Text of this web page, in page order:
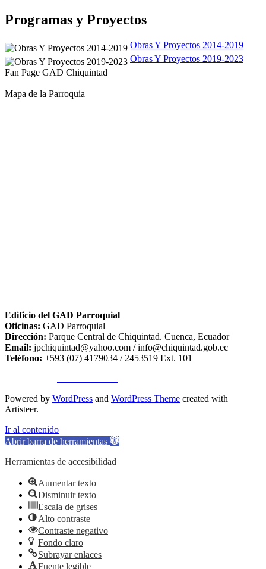
Programas y Proyectos
Obras Y Proyectos 2014-2019
Obras Y Proyectos 2019-2023
Fan Page GAD Chiquintad
Mapa de la Parroquia
Edificio del GAD Parroquial
Oficinas: GAD Parroquial
Dirección: Parque Central de Chiquintad. Cuenca, Ecuador
Email: jpchiquintad@yahoo.com / info@chiquintad.gob.ec
Teléfono: +593 (07) 4179034 / 2453519 Ext. 101
Powered by WordPress and WordPress Theme created with
Artisteer.
Ir al contenido
Abrir barra de herramientas
Herramientas de accesibilidad
Aumentar texto
Disminuir texto
Escala de grises
Alto contraste
Contraste negativo
Fondo claro
Subrayar enlaces
Fuente legible